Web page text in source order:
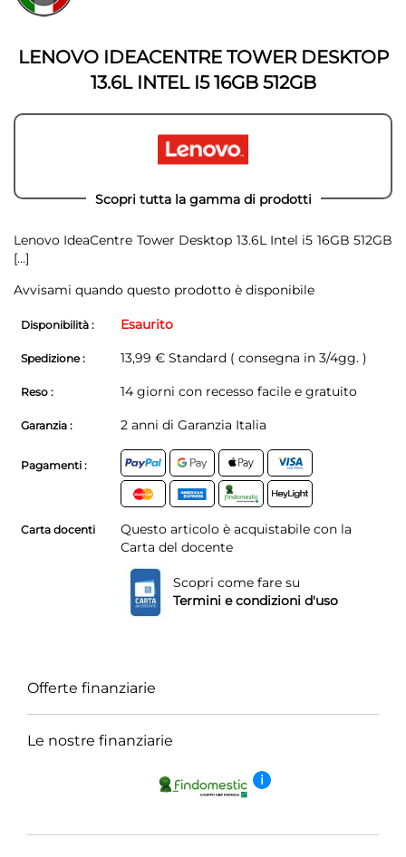
della
di
galleria
immagini
LENOVO IDEACENTRE TOWER DESKTOP
13.6L INTEL I5 16GB 512GB
Scopri tutta la gamma di prodotti
Lenovo IdeaCentre Tower Desktop 13.6L Intel i5 16GB 512GB
[...]
Avvisami quando questo prodotto è disponibile
Disponibilità : Esaurito
Spedizione : 13,99 € Standard ( consegna in 3/4gg. )
Reso : 14 giorni con recesso facile e gratuito
Garanzia : 2 anni di Garanzia Italia
Pagamenti :
Carta docenti
Questo articolo è acquistabile con la
Carta del docente
Scopri come fare su
Termini e condizioni d'uso
Offerte finanziarie
Le nostre finanziarie
i